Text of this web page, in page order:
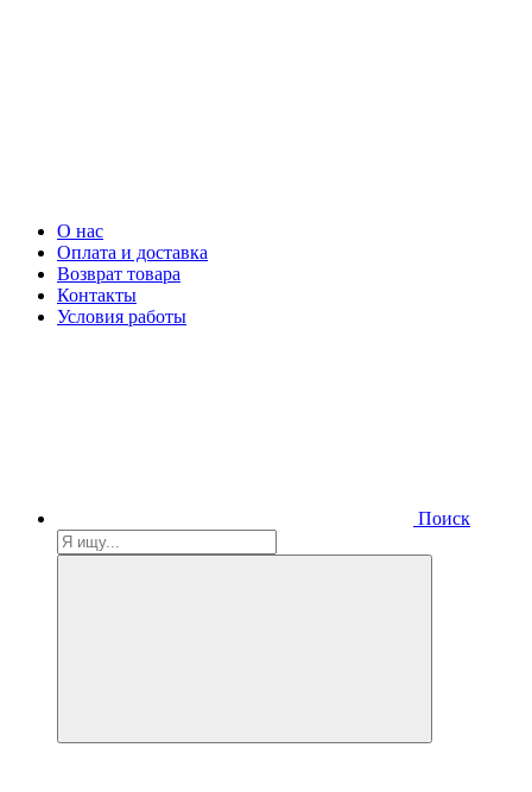
О нас
Оплата и доставка
Возврат товара
Контакты
Условия работы
Поиск